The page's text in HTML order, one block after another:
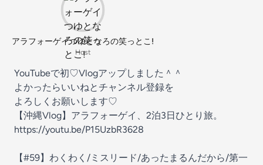
アラフォーゲイつゆとなろの笑っとこ!
Host
YouTubeで初♡Vlogアップしました＾＾
よかったらいいねとチャンネル登録を
よろしくお願いします♡
【沖縄Vlog】アラフォーゲイ、2泊3日ひとり旅。
https://youtu.be/P15UzbR3628
【#59】わくわく/ミスリード/あったまるんだから/第一